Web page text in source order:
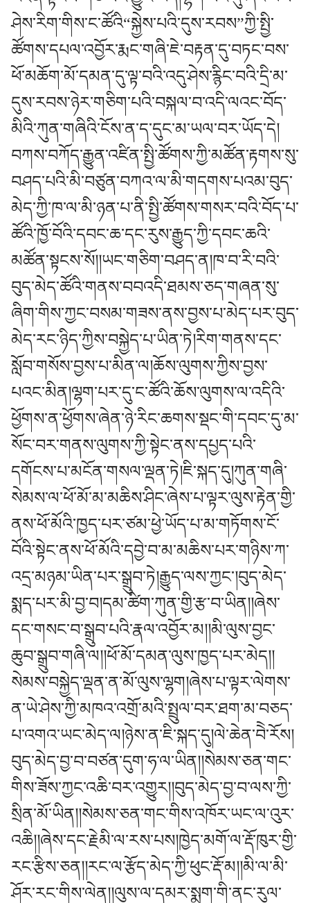
ཤེས་རིག་གིས་ང་ཚོའི“སྐྱེས་པའི་དུས་རབས”ཀྱི་སྤྱི་
ཚོགས་དཔལ་འབྱོར་རྨང་གཞི་ཇེ་བརྟན་དུ་བཏང་བས་
ཕོ་མཆོག་མོ་དམན་དུ་ལྟ་བའི་འདུ་ཤེས་རྙིང་བའི་དྲི་མ་
དུས་རབས་ཉེར་གཅིག་པའི་བསྐལ་བ་འདི་ལའང་བོད་
མིའི་ཀུན་གཞིའི་ངོས་ན་ད་དུང་མ་ཡལ་བར་ཡོད་དེ།
བཀས་བཀོད་རྒྱུན་འཛིན་སྤྱི་ཚོགས་ཀྱི་མཚོན་རྟགས་སུ་
བཤད་པའི་མི་བཙུན་བཀའ་ལ་མི་གདགས་པའམ་བུད་
མེད་ཀྱི་ཁ་ལ་མི་ཉན་པ་ནི་སྤྱི་ཚོགས་གསར་བའི་བོད་པ་
ཚོའི་ཁྱོ་བོའི་དབང་ཆ་དང་རུས་རྒྱུད་ཀྱི་དབང་ཆའི་
མཚོན་སྟངས་སོ།།ཡང་གཅིག་བཤད་ན།ཁ་བ་རི་བའི་
བུད་མེད་ཚོའི་གནས་བབའདི་ཐམས་ཅད་གཞན་སུ་
ཞིག་གིས་ཀྱང་བསམ་གཟས་ནས་བྱས་པ་མེད་པར་བུད་
མེད་རང་ཉིད་ཀྱིས་བསྐྱེད་པ་ཡིན་ཏེ།རིག་གནས་དང་
སློབ་གསོས་བྱས་པ་མིན་ལ།ཆོས་ལུགས་ཀྱིས་བྱས་
པའང་མིན།ལྷག་པར་དུ་ང་ཚོའི་ཆོས་ལུགས་ལ་འདིའི་
ཕྱོགས་ན་ཕྱོགས་ཞེན་ཉེ་རིང་ཆགས་སྡང་གི་དབང་དུ་མ་
སོང་བར་གནས་ལུགས་ཀྱི་སྟེང་ནས་དཔྱད་པའི་
དགོངས་པ་མངོན་གསལ་ལྡན་ཏེ།ཇི་སྐད་དུ།ཀུན་གཞི་
སེམས་ལ་ཕོ་མོ་མ་མཆིས་ཤིང་ཞེས་པ་ལྟར་ལུས་རྟེན་གྱི་
ནས་ཕོ་མོའི་ཁྱད་པར་ཙམ་ཕྱེ་ཡོད་པ་མ་གཏོགས་ངོ་
བོའི་སྟེང་ནས་ཕོ་མོའི་དབྱེ་བ་མ་མཆིས་པར་གཉིས་ཀ་
འདྲ་མཉམ་ཡིན་པར་སྒྲུབ་ཏེ།རྒྱུད་ལས་ཀྱང་།བུད་མེད་
སྨད་པར་མི་བྱ་བ།དམ་ཚིག་ཀུན་གྱི་རྩ་བ་ཡིན།།ཞེས་
དང་གསང་བ་སྒྲུབ་པའི་རྣལ་འབྱོར་མ།།མི་ལུས་བྱང་
ཆུབ་སྒྲུབ་གཞི་ལ།།ཕོ་མོ་དམན་ལུས་ཁྱད་པར་མེད།།
སེམས་བསྐྱེད་ལྡན་ན་མོ་ལུས་ལྷག།ཞེས་པ་ལྟར་ལེགས་
ན་ཡེ་ཤེས་ཀྱི་མཁའ་འགྲོ་མའི་སྤྲུལ་བར་ཐག་མ་བཅད་
པ་འགའ་ཡང་མེད་ལ།ཉེས་ན་ཇི་སྐད་དུ།ལེ་ཆེན་བེེ་རོས།
བུད་མེད་བྱ་བ་བཙན་དུག་ཧ་ལ་ཡིན།།སེམས་ཅན་གང་
གིས་ཟོས་ཀྱང་འཆི་བར་འགྱུར།།བུད་མེད་བྱ་བ་ལས་ཀྱི་
སྲིན་མོ་ཡིན།།སེམས་ཅན་གང་གིས་འཁོར་ཡང་ལ་འུར་
འཆི།།ཞེས་དང་རྗེམི་ལ་རས་པས།ཁྱེད་མགོ་ལ་རྡོ་ཁུར་གྱི་
རང་རྩིས་ཅན།།རང་ལ་རྩོད་མེད་ཀྱི་ཕུང་རྡོ་མ།།མི་ལ་མི་
ཤོར་རང་གིས་ལེན།།ལུས་ལ་དམར་སྨུག་གི་ནང་རུལ་